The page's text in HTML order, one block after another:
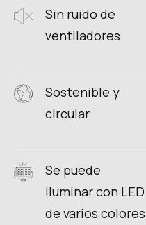
Sin ruido de
ventiladores
Sostenible y
circular
Se puede
iluminar con LED
de varios colores